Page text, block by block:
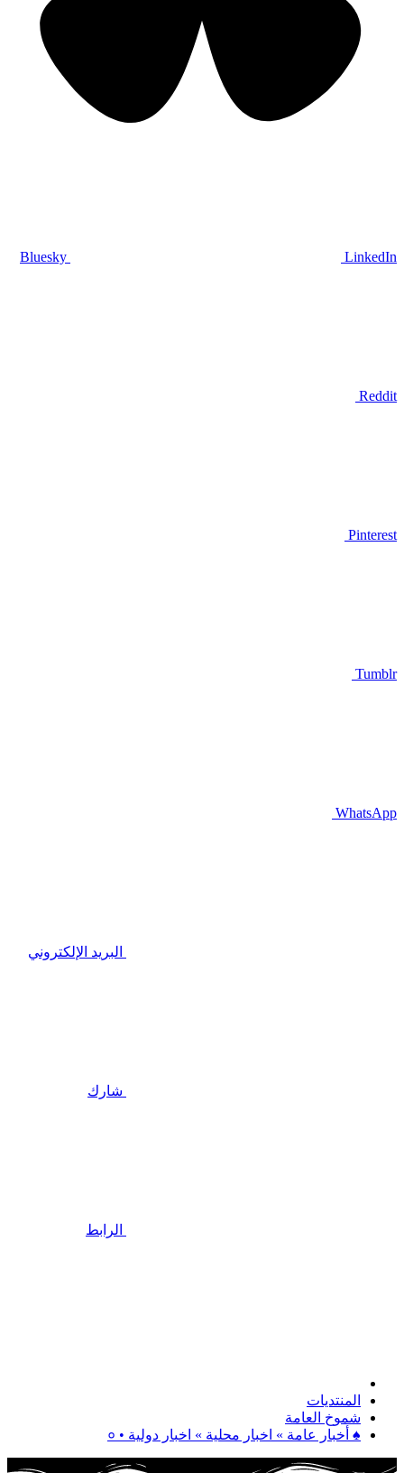
Bluesky LinkedIn
Reddit
Pinterest
Tumblr
WhatsApp
البريد الإلكتروني
شارك
الرابط
المنتديات
شموخ العامة
♠ أخبار عامة » اخبار محلية » اخبار دولية • ०